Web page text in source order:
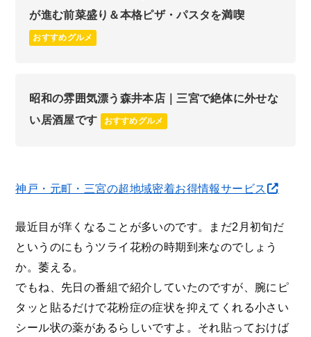
が進む前菜盛り＆本格ピザ・パスタを満喫
おすすめグルメ
昭和の雰囲気漂う森井本店｜三宮で絶体に外せな
い居酒屋です
おすすめグルメ
神戸・元町・三宮の超地域密着お得情報サービス
最近目が痒くなることが多いのです。まだ2月初旬だ
というのにもうツライ花粉の時期到来なのでしょう
か。萎える。
でもね、先日の番組で紹介していたのですが、腕にピ
タッと貼るだけで花粉症の症状を抑えてくれる小さい
シール状の薬があるらしいですよ。それ貼っておけば